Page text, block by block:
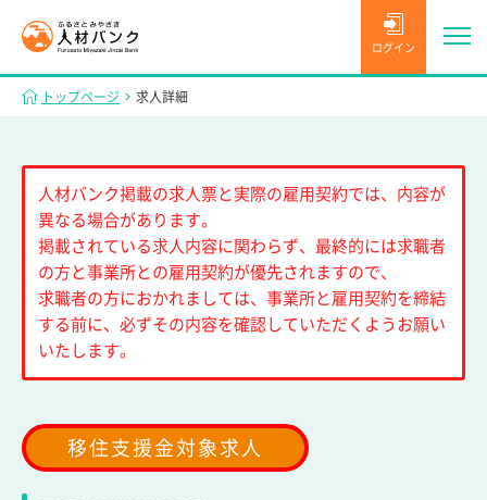
ログイン
トップページ 求人詳細
人材バンク掲載の求人票と実際の雇用契約では、内容が
異なる場合があります。
掲載されている求人内容に関わらず、最終的には求職者
の方と事業所との雇用契約が優先されますので、
求職者の方におかれましては、事業所と雇用契約を締結
する前に、必ずその内容を確認していただくようお願い
いたします。
移住支援金対象求人